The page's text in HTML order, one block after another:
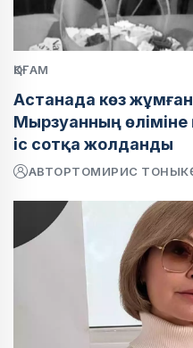
ҚОҒАМ
Астанада көз
Мырзуанның
іс сотқа жолданды
АВТОРТОМИРИС